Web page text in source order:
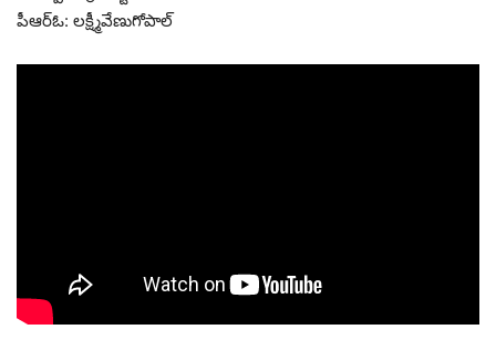
పీఆర్ఓ: లక్ష్మీవేణుగోపాల్